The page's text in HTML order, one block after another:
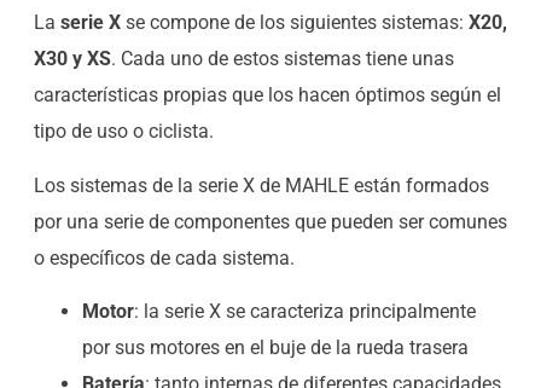
La serie Xse compone de los siguientes sistemas: X20,
X30 y XS. Cada uno de estos sistemas tiene unas
características propias que los hacen óptimos según el
tipo de uso o ciclista.
Los sistemas de la serie X de MAHLE están formados
por una serie de componentes que pueden ser comunes
o específicos de cada sistema.
Motor: la serie X se caracteriza principalmente
por sus motores en el buje de la rueda trasera